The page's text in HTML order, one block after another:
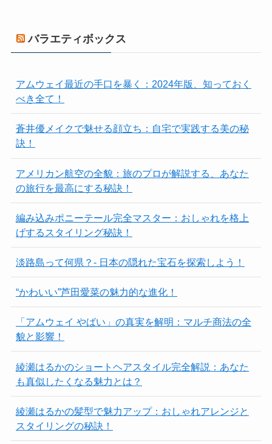
バラエティボックス
アムウェイ最近の手口を暴く：2024年版、知っておく
べき全て！
蒼井優メイクで魅せる顔立ち：自宅で実践する美の秘
訣！
アメリカン航空の全貌：旅のプロが解説する、あなた
の旅行を最高にする秘訣！
編み込みポニーテール完全マスター：おしゃれを格上
げするスタイリング秘訣！
淡路島って何県？- 日本の隠れた宝石を探索しよう！
“かわいい”芦田愛菜の魅力的な進化！
「アムウェイ やばい」の真実を解明：マルチ商法の全
貌と影響！
綾瀬はるかのショートヘアスタイル完全解説：あなた
も真似したくなる魅力とは？
綾瀬はるかの髪型で魅力アップ：おしゃれアレンジと
スタイリングの秘訣！